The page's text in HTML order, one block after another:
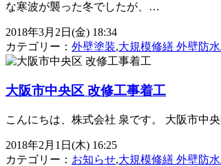
な寒波が襲った冬でしたが、…
2018年3月2日(金) 18:34
カテゴリー： 外壁塗装,大規模修繕 外壁防
大阪市中央区 改修工事着工
こんにちは、株式会社 泉です。 大阪市中
2018年2月1日(木) 16:25
カテゴリー： お知らせ,大規模修繕 外壁防